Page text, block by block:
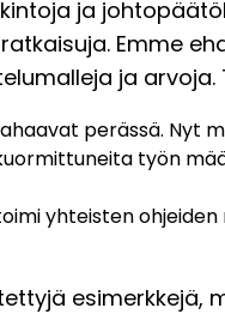
ja
Emme
ja
perässä. Nyt
työn
yhteisten
esimerkkejä,